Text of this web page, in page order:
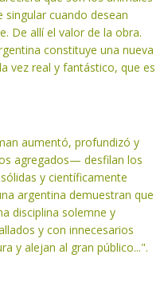
singular cuando desean
De allí el valor de la obra.
constituye una nueva
vez real y fantástico, que es
aumentó, profundizó y
agregados— desfilan los
y científicamente
argentina demuestran que
disciplina solemne y
y con innecesarios
y alejan al gran público...".